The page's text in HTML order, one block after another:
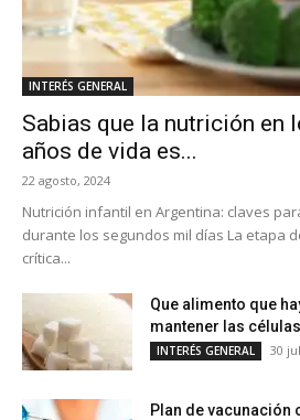
INTERÉS GENERAL
Sabias que la nutrición en
años de vida es...
22 agosto, 2024
Nutrición infantil en Argentina: claves
durante los segundos mil días La etapa
crítica...
Que alimento que
mantener las
INTERÉS GENERAL 30
Plan de vacunación